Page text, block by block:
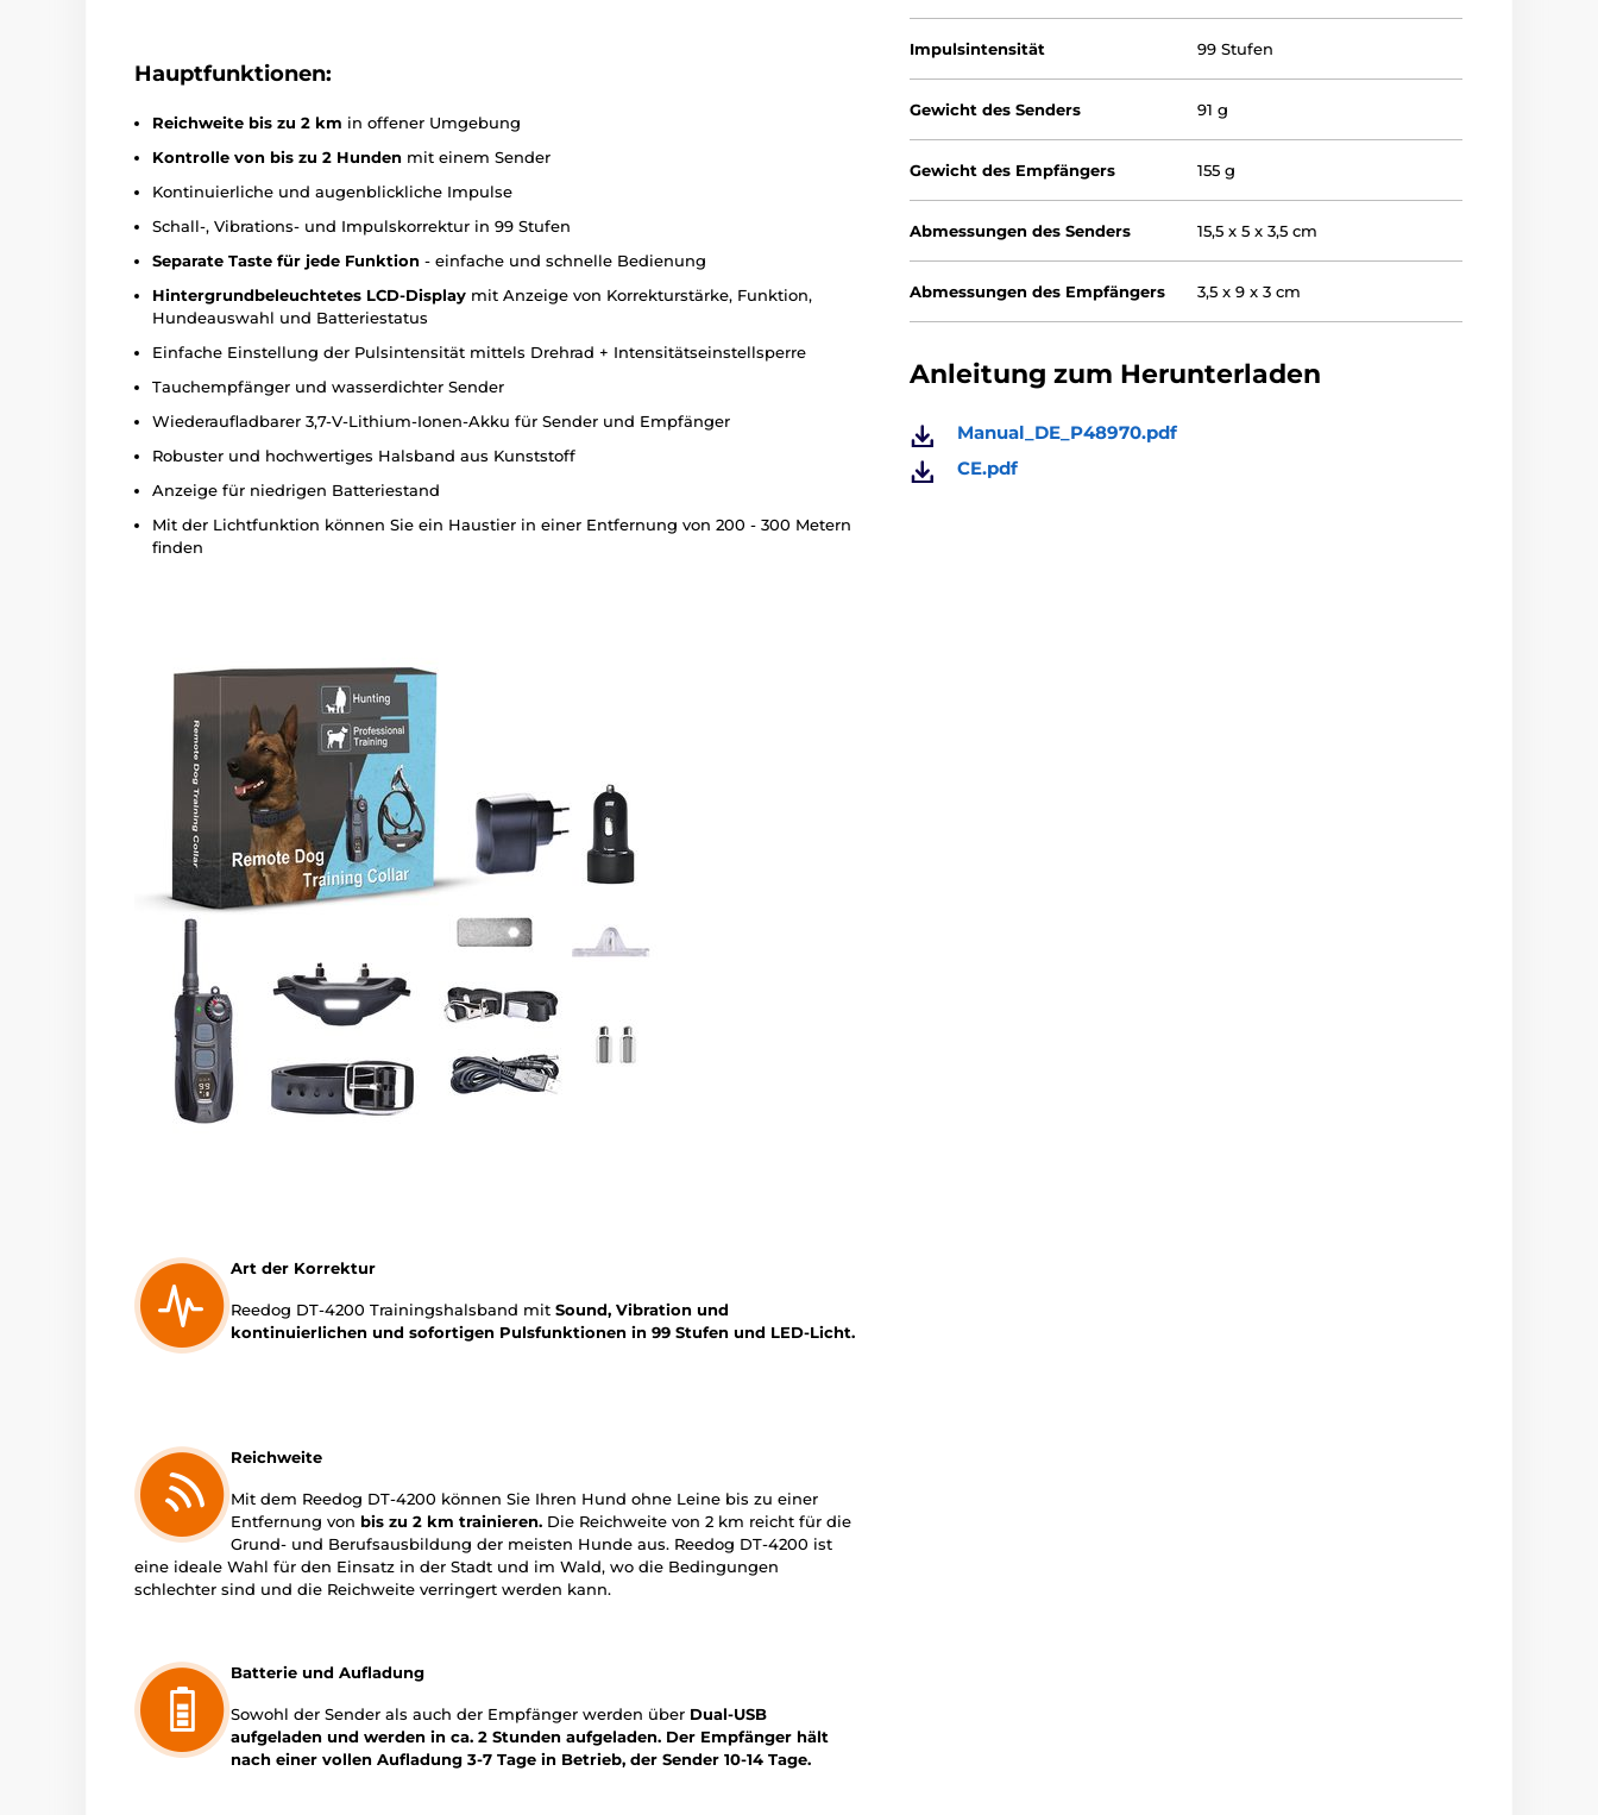
Hauptfunktionen:
Reichweite bis zu 2 km in offener Umgebung
Kontrolle von bis zu 2 Hunden mit einem Sender
Kontinuierliche und augenblickliche Impulse
Schall-, Vibrations- und Impulskorrektur in 99 Stufen
Separate Taste für jede Funktion - einfache und schnelle Bedienung
Hintergrundbeleuchtetes LCD-Display mit Anzeige von Korrekturstärke, Funktion,
Hundeauswahl und Batteriestatus
Einfache Einstellung der Pulsintensität mittels Drehrad + Intensitätseinstellsperre
Tauchempfänger und wasserdichter Sender
Wiederaufladbarer 3,7-V-Lithium-Ionen-Akku für Sender und Empfänger
Robuster und hochwertiges Halsband aus Kunststoff
Anzeige für niedrigen Batteriestand
Mit der Lichtfunktion können Sie ein Haustier in einer Entfernung von 200 - 300 Metern
finden
Art der Korrektur
Reedog DT-4200 Trainingshalsband mit Sound, Vibration und
kontinuierlichen und sofortigen Pulsfunktionen in 99 Stufen und LED-Licht.
Reichweite
Mit dem Reedog DT-4200 können Sie Ihren Hund ohne Leine bis zu einer
Entfernung von bis zu 2 km trainieren. Die Reichweite von 2 km reicht für die
Grund- und Berufsausbildung der meisten Hunde aus. Reedog DT-4200 ist
eine ideale Wahl für den Einsatz in der Stadt und im Wald, wo die Bedingungen
schlechter sind und die Reichweite verringert werden kann.
Batterie und Aufladung
Sowohl der Sender als auch der Empfänger werden über Dual-USB
aufgeladen und werden in ca. 2 Stunden aufgeladen. Der Empfänger hält
nach einer vollen Aufladung 3-7 Tage in Betrieb, der Sender 10-14 Tage.
Impulsintensität 99 Stufen
Gewicht des Senders 91 g
Gewicht des Empfängers 155 g
Abmessungen des Senders 15,5 x 5 x 3,5 cm
Abmessungen des Empfängers 3,5 x 9 x 3 cm
Anleitung zum Herunterladen
Manual_DE_P48970.pdf
CE.pdf